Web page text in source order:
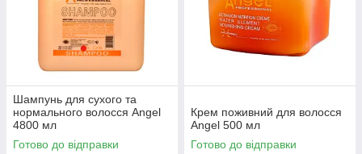
Шампунь для сухого та
нормального волосся Angel
4800 мл
Готово до відправки
Крем поживний для волосся
Angel 500 мл
Готово до відправки